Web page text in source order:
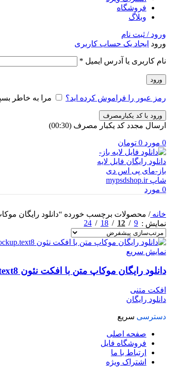
فروشگاه
وبلاگ
ورود / ثبت نام
ورود ایجاد یک حساب کاربری
نام کاربری یا آدرس ایمیل *
ورود
رمز عبور را فراموش کرده اید؟ مرا به خاطر
ورود با کد یکبارمصرف
ارسال مجدد کد یکبار مصرف (00:
30
)
0 مورد 0 تومان
0 مورد
خانه/ محصولات برچسب خورده “دانلود رایگان
نمایش
9
12
18
24
نمایش سریع
دانلود رایگان موکاپ متن با افکت نئون mockup.text8
افکت متنی
دانلود رایگان
دسترسی سریع
صفحه اصلی
فروشگاه فایل
ارتباط با ما
اشتراک ویژه